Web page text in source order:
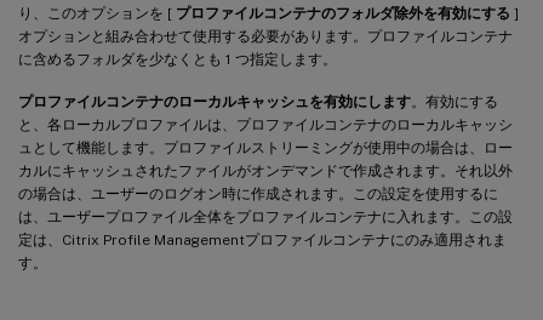
り、このオプションを [ プロファイルコンテナのフォルダ除外を有効にする ]
オプションと組み合わせて使用する必要があります。プロファイルコンテナ
に含めるフォルダを少なくとも 1 つ指定します。
プロファイルコンテナのローカルキャッシュを有効にします。有効にする
と、各ローカルプロファイルは、プロファイルコンテナのローカルキャッシ
ュとして機能します。プロファイルストリーミングが使用中の場合は、ロー
カルにキャッシュされたファイルがオンデマンドで作成されます。それ以外
の場合は、ユーザーのログオン時に作成されます。この設定を使用するに
は、ユーザープロファイル全体をプロファイルコンテナに入れます。この設
定は、Citrix Profile Managementプロファイルコンテナにのみ適用されま
す。